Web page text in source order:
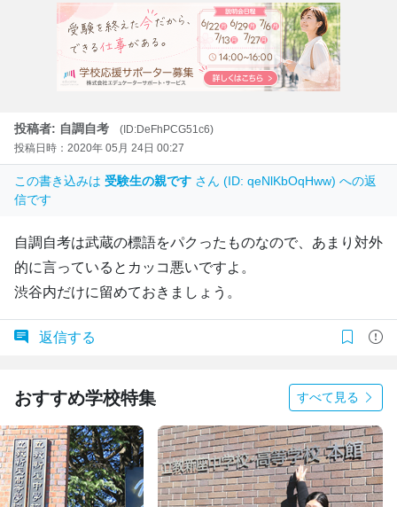
投稿者: 自調自考
(ID:DeFhPCG51c6)
投稿日時：2020年 05月 24日 00:27
この書き込みは 受験生の親です さん (ID: qeNlKbOqHww) への返
信です
自調自考は武蔵の標語をパクったものなので、あまり対外
的に言っているとカッコ悪いですよ。
渋谷内だけに留めておきましょう。
返信する
おすすめ学校特集 すべて見る